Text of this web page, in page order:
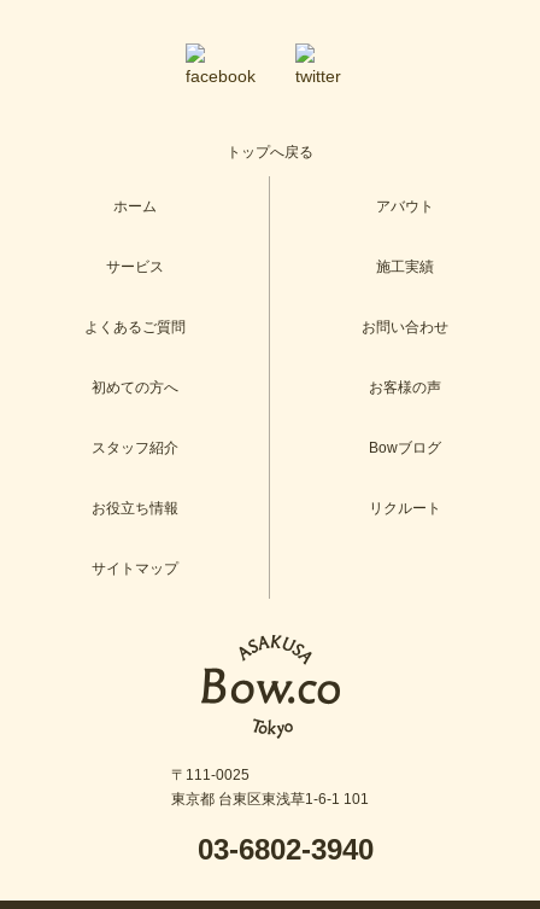
トップへ戻る
ホーム アバウト
サービス 施工実績
よくあるご質問 お問い合わせ
初めての方へ お客様の声
スタッフ紹介 Bowブログ
お役立ち情報 リクルート
サイトマップ
〒111-0025
東京都 台東区東浅草1-6-1 101
03-6802-3940